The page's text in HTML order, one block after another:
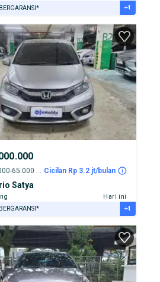
DARI RUMAH
JASA PERAWATAN*
TERVERIFIKASI
+4
2019 - 60.000-65.000 km Cicilan Rp 3.2 jt/bulan
Satya
Hari ini
DARI RUMAH
JASA PERAWATAN*
TERVERIFIKASI
+4